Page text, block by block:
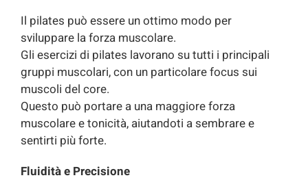
Il pilates può essere un ottimo modo per
sviluppare la forza muscolare.
Gli esercizi di pilates lavorano su tutti i principali
gruppi muscolari, con un particolare focus sui
muscoli del core.
Questo può portare a una maggiore forza
muscolare e tonicità, aiutandoti a sembrare e
sentirti più forte.
Fluidità e Precisione